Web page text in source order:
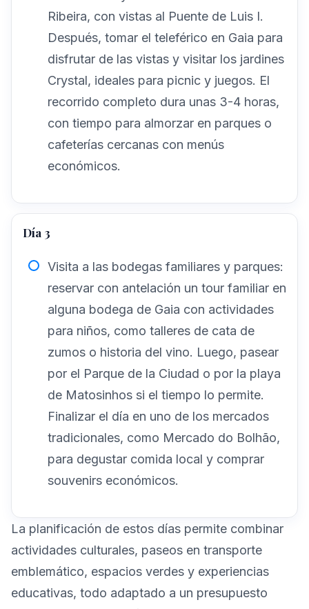
Ribeira, con vistas al Puente de Luis I.
Después, tomar el teleférico en Gaia para
disfrutar de las vistas y visitar los jardines
Crystal, ideales para picnic y juegos. El
recorrido completo dura unas 3-4 horas,
con tiempo para almorzar en parques o
cafeterías cercanas con menús
económicos.
Día 3
Visita a las bodegas familiares y parques:
reservar con antelación un tour familiar en
alguna bodega de Gaia con actividades
para niños, como talleres de cata de
zumos o historia del vino. Luego, pasear
por el Parque de la Ciudad o por la playa
de Matosinhos si el tiempo lo permite.
Finalizar el día en uno de los mercados
tradicionales, como Mercado do Bolhão,
para degustar comida local y comprar
souvenirs económicos.
La planificación de estos días permite combinar
actividades culturales, paseos en transporte
emblemático, espacios verdes y experiencias
educativas, todo adaptado a un presupuesto